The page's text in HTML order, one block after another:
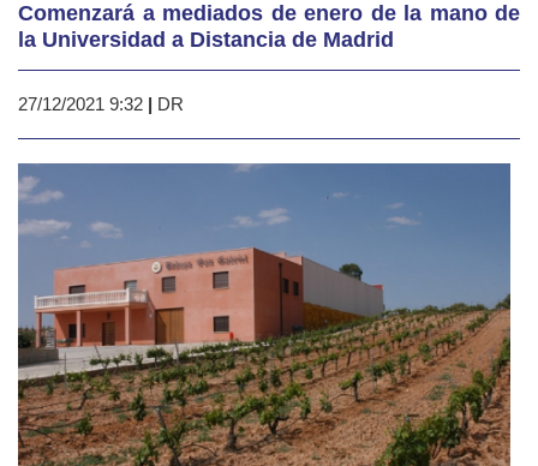
Comenzará a mediados de enero de la mano de
la Universidad a Distancia de Madrid
27/12/2021 9:32 | DR